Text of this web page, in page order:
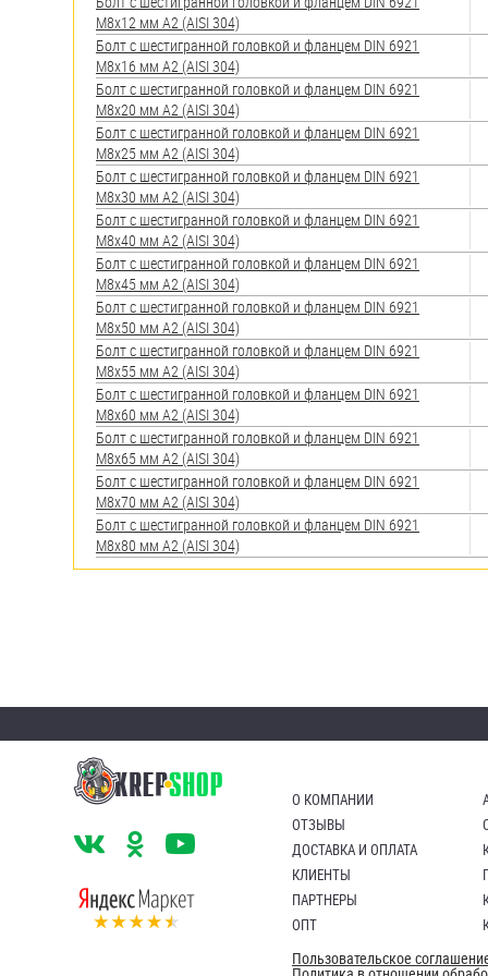
Пробки
Саморезы и шурупы
Стопорные кольца
Такелаж
Хомуты
Шайбы
Шпильки
Шплинты
Штифты и пальцы
М8х12 мм А2 (AISI 304)
Болт с шестигранной головкой и фланцем DIN 6921
М8х16 мм А2 (AISI 304)
Болт с шестигранной головкой и фланцем DIN 6921
М8х20 мм А2 (AISI 304)
Болт с шестигранной головкой и фланцем DIN 6921
М8х25 мм А2 (AISI 304)
Болт с шестигранной головкой и фланцем DIN 6921
М8х30 мм А2 (AISI 304)
Болт с шестигранной головкой и фланцем DIN 6921
М8х40 мм А2 (AISI 304)
Болт с шестигранной головкой и фланцем DIN 6921
М8х45 мм А2 (AISI 304)
Болт с шестигранной головкой и фланцем DIN 6921
М8х50 мм А2 (AISI 304)
Болт с шестигранной головкой и фланцем DIN 6921
М8х55 мм А2 (AISI 304)
Болт с шестигранной головкой и фланцем DIN 6921
М8х60 мм А2 (AISI 304)
Болт с шестигранной головкой и фланцем DIN 6921
М8х65 мм А2 (AISI 304)
Болт с шестигранной головкой и фланцем DIN 6921
М8х70 мм А2 (AISI 304)
Болт с шестигранной головкой и фланцем DIN 6921
М8х80 мм А2 (AISI 304)
О КОМПАНИИ
ОТЗЫВЫ
ДОСТАВКА И ОПЛАТА
КЛИЕНТЫ
ПАРТНЕРЫ
ОПТ
Пользовательское